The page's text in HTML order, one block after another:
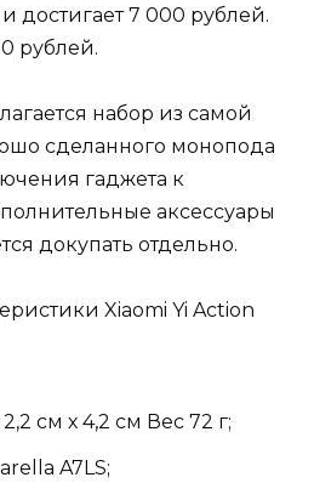
достигает 7 000 рублей.
рублей.
набор из самой
сделанного монопода
гаджета к
аксессуары
докупать отдельно.
Xiaomi Yi Action
см х 4,2 см Вес 72 г;
A7LS;